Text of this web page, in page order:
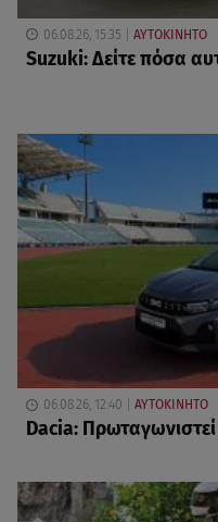
06.08.26, 15:35 ΑΥΤΟΚΙΝΗΤΟ
Suzuki: Δείτε πόσα
06.08.26, 12:40 ΑΥΤΟΚΙΝΗΤΟ
Dacia: